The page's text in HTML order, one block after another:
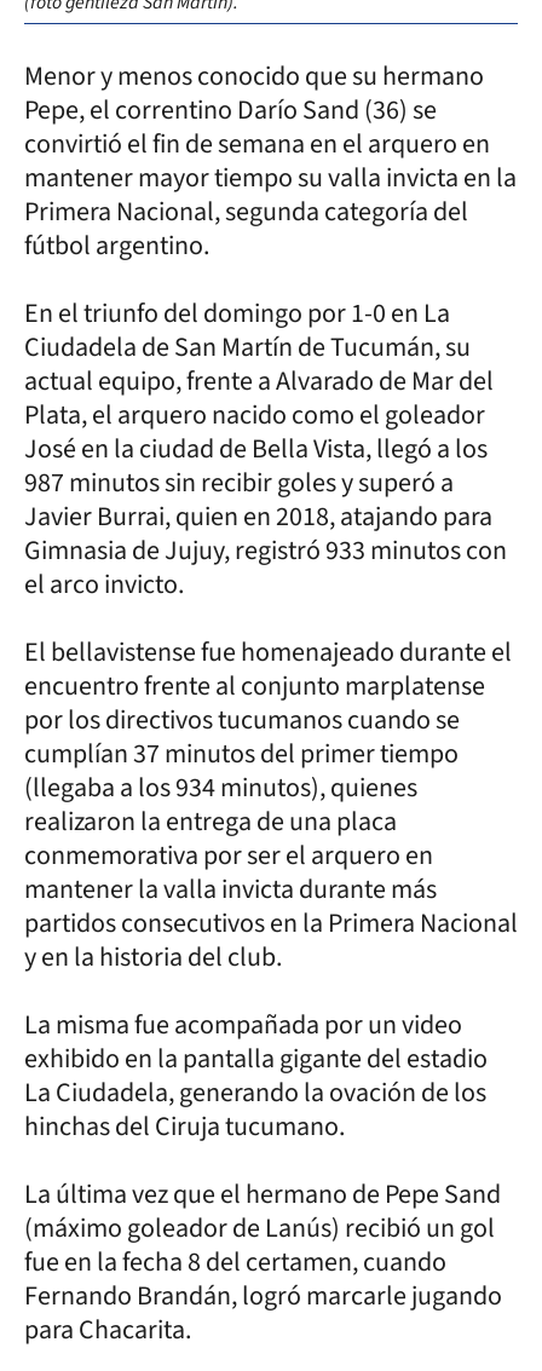
Menor y menos conocido que su hermano
Pepe, el correntino Darío Sand (36) se
convirtió el fin de semana en el arquero en
mantener mayor tiempo su valla invicta en la
Primera Nacional, segunda categoría del
fútbol argentino.
En el triunfo del domingo por 1-0 en La
Ciudadela de San Martín de Tucumán, su
actual equipo, frente a Alvarado de Mar del
Plata, el arquero nacido como el goleador
José en la ciudad de Bella Vista, llegó a los
987 minutos sin recibir goles y superó a
Javier Burrai, quien en 2018, atajando para
Gimnasia de Jujuy, registró 933 minutos con
el arco invicto.
El bellavistense fue homenajeado durante el
encuentro frente al conjunto marplatense
por los directivos tucumanos cuando se
cumplían 37 minutos del primer tiempo
(llegaba a los 934 minutos), quienes
realizaron la entrega de una placa
conmemorativa por ser el arquero en
mantener la valla invicta durante más
partidos consecutivos en la Primera Nacional
y en la historia del club.
La misma fue acompañada por un video
exhibido en la pantalla gigante del estadio
La Ciudadela, generando la ovación de los
hinchas del Ciruja tucumano.
La última vez que el hermano de Pepe Sand
(máximo goleador de Lanús) recibió un gol
fue en la fecha 8 del certamen, cuando
Fernando Brandán, logró marcarle jugando
para Chacarita.